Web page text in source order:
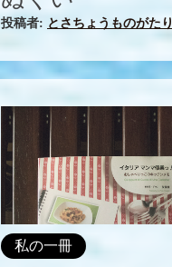
投稿者: とさちょうものがたり
私の一冊